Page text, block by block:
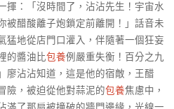
揮：「沒時間了，沾沾先生！宇宙水
被醋酸離子炮鎖定前離開！」話音未
猛地從店門口灌入，伴隨著一個狂妄
的醬油比包養例嚴重失衡！百分之九
廖沾沾知道，這是他的宿敵，王醋
險，被迫從他對蒜泥的包養焦慮中，